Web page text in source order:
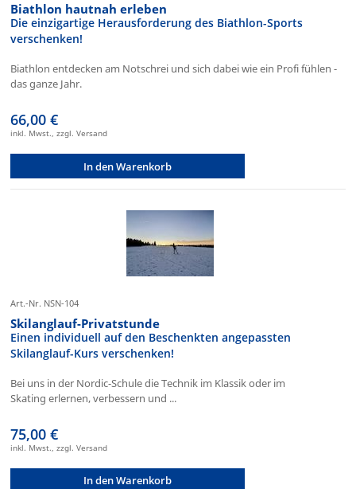
Biathlon hautnah erleben
Die einzigartige Herausforderung des Biathlon-Sports
verschenken!
Biathlon entdecken am Notschrei und sich dabei wie ein Profi fühlen -
das ganze Jahr.
66,00 €
inkl. Mwst., zzgl. Versand
In den Warenkorb
Art.-Nr. NSN-104
Skilanglauf-Privatstunde
Einen individuell auf den Beschenkten angepassten
Skilanglauf-Kurs verschenken!
Bei uns in der Nordic-Schule die Technik im Klassik oder im
Skating erlernen, verbessern und ...
75,00 €
inkl. Mwst., zzgl. Versand
In den Warenkorb